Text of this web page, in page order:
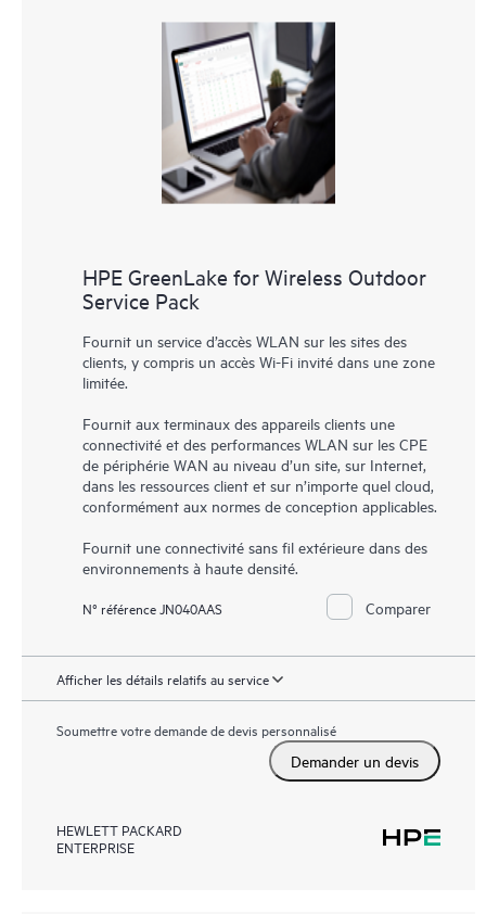
HPE GreenLake for Wireless Outdoor
Service Pack
Fournit un service d’accès WLAN sur les sites des
clients, y compris un accès Wi-Fi invité dans une zone
limitée.
Fournit aux terminaux des appareils clients une
connectivité et des performances WLAN sur les CPE
de périphérie WAN au niveau d’un site, sur Internet,
dans les ressources client et sur n’importe quel cloud,
conformément aux normes de conception applicables.
Fournit une connectivité sans fil extérieure dans des
environnements à haute densité.
N° référence JN040AAS Comparer
Afficher les détails relatifs au service
Soumettre votre demande de devis personnalisé
Demander un devis
HEWLETT PACKARD
ENTERPRISE